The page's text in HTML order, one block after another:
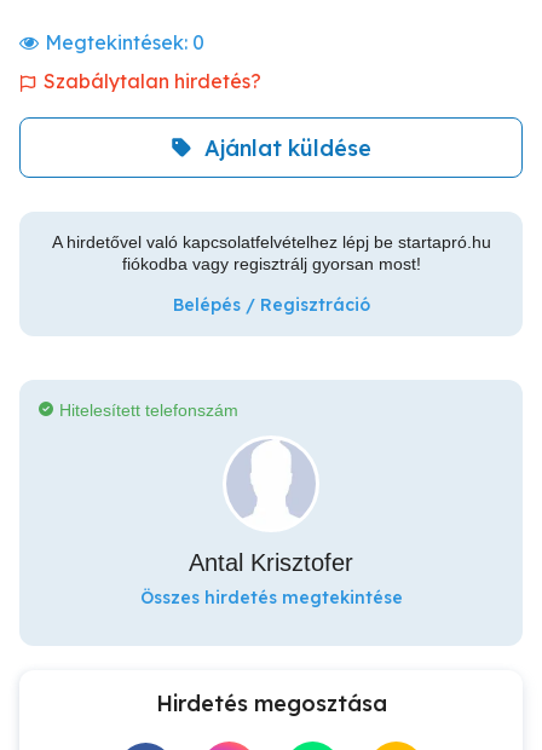
Megtekintések: 0
Szabálytalan hirdetés?
Ajánlat küldése
A hirdetővel való kapcsolatfelvételhez lépj be startapró.hu
fiókodba vagy regisztrálj gyorsan most!
Belépés / Regisztráció
Hitelesített telefonszám
Antal Krisztofer
Összes hirdetés megtekintése
Hirdetés megosztása